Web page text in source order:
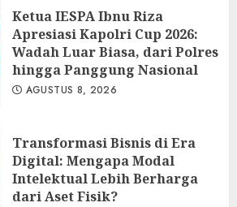
Ketua IESPA Ibnu Riza
Apresiasi Kapolri Cup 2026:
Wadah Luar Biasa, dari Polres
hingga Panggung Nasional
AGUSTUS 8, 2026
Transformasi Bisnis di Era
Digital: Mengapa Modal
Intelektual Lebih Berharga
dari Aset Fisik?